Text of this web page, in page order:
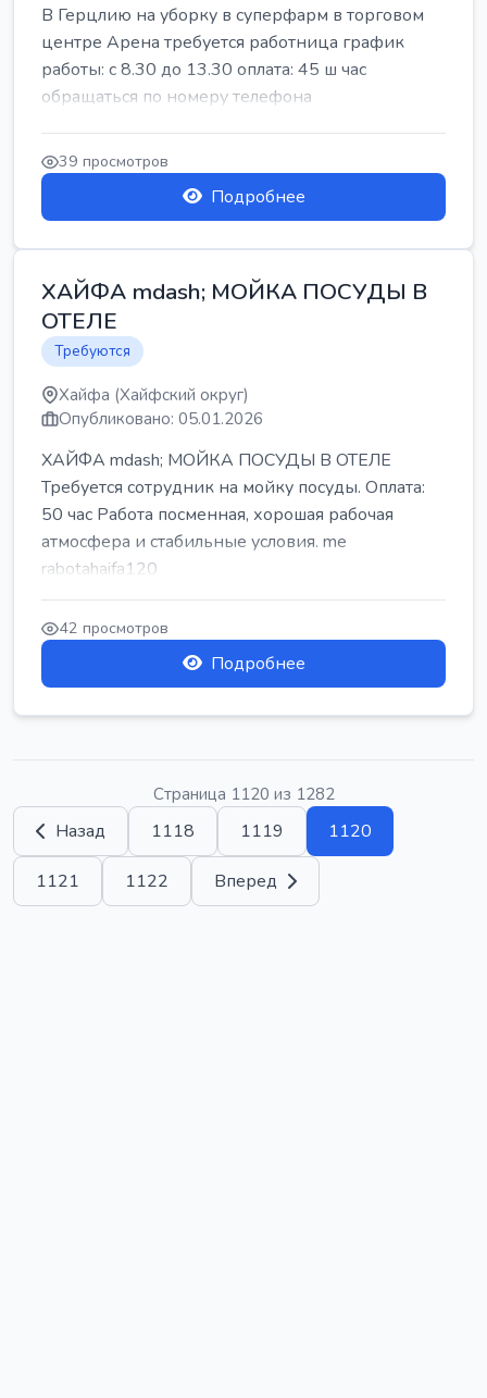
В Герцлию на уборку в суперфарм в торговом
центре Арена требуется работница график
работы: с 8.30 до 13.30 оплата: 45 ш час
обращаться по номеру телефона
39 просмотров
Подробнее
ХАЙФА mdash; МОЙКА ПОСУДЫ В
ОТЕЛЕ
Требуются
Хайфа (Хайфский округ)
Опубликовано: 05.01.2026
ХАЙФА mdash; МОЙКА ПОСУДЫ В ОТЕЛЕ
Требуется сотрудник на мойку посуды. Оплата:
50 час Работа посменная, хорошая рабочая
атмосфера и стабильные условия. me
rabotahaifa120
42 просмотров
Подробнее
Страница 1120 из 1282
Назад 1118 1119 1120
1121 1122 Вперед